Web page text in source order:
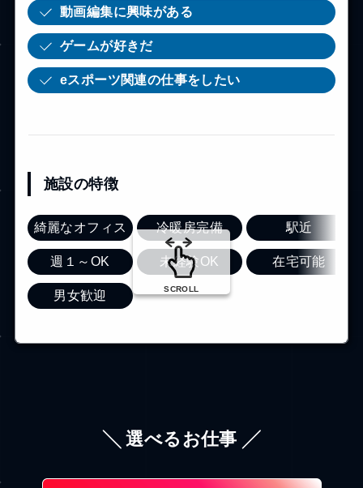
動画編集に興味がある
ゲームが好きだ
eスポーツ関連の仕事をしたい
施設の特徴
綺麗なオフィス 冷暖房完備 駅近
週１～OK 未経験OK 在宅可能
男女歓迎 SCROLL
╲ 選べるお仕事 ╱